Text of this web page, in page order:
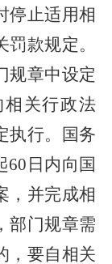
停止适用相
款规定。
规章中设定
关行政法
执行。国务
60日内向国
，并完成相
部门规章需
，要自相关